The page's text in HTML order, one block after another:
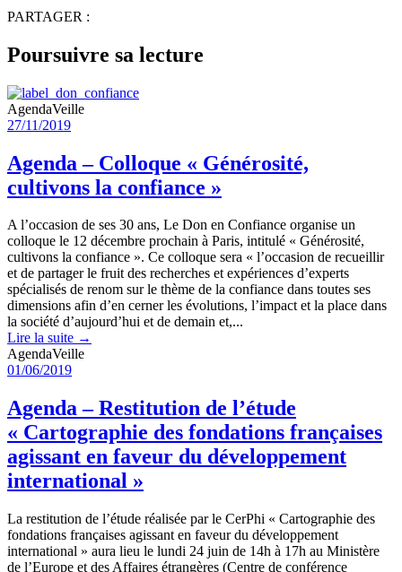
PARTAGER :
Poursuivre sa lecture
AgendaVeille
27/11/2019
Agenda – Colloque « Générosité,
cultivons la confiance »
A l’occasion de ses 30 ans, Le Don en Confiance organise un
colloque le 12 décembre prochain à Paris, intitulé « Générosité,
cultivons la confiance ». Ce colloque sera « l’occasion de recueillir
et de partager le fruit des recherches et expériences d’experts
spécialisés de renom sur le thème de la confiance dans toutes ses
dimensions afin d’en cerner les évolutions, l’impact et la place dans
la société d’aujourd’hui et de demain et,...
Lire la suite →
AgendaVeille
01/06/2019
Agenda – Restitution de l’étude
« Cartographie des fondations françaises
agissant en faveur du développement
international »
La restitution de l’étude réalisée par le CerPhi « Cartographie des
fondations françaises agissant en faveur du développement
international » aura lieu le lundi 24 juin de 14h à 17h au Ministère
de l’Europe et des Affaires étrangères (Centre de conférence